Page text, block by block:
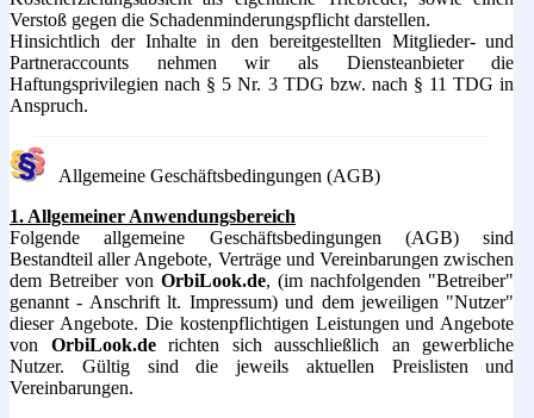
Verstoß gegen die Schadenminderungspflicht darstellen.
Hinsichtlich der Inhalte in den bereitgestellten Mitglieder- und
Partneraccounts nehmen wir als Diensteanbieter die
Haftungsprivilegien nach § 5 Nr. 3 TDG bzw. nach § 11 TDG in
Anspruch.
Allgemeine Geschäftsbedingungen (AGB)
1. Allgemeiner Anwendungsbereich
Folgende allgemeine Geschäftsbedingungen (AGB) sind
Bestandteil aller Angebote, Verträge und Vereinbarungen zwischen
dem Betreiber vonOrbiLook.de, (im nachfolgenden "Betreiber"
genannt - Anschrift lt. Impressum) und dem jeweiligen "Nutzer"
dieser Angebote. Die kostenpflichtigen Leistungen und Angebote
von OrbiLook.derichten sich ausschließlich an gewerbliche
Nutzer. Gültig sind die jeweils aktuellen Preislisten und
Vereinbarungen.